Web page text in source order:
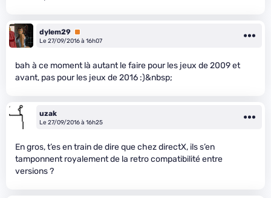
dylem29 Premium
Le 27/09/2016 à 16h07
bah à ce moment là autant le faire pour les jeux de 2009 et
avant, pas pour les jeux de 2016 :)&nbsp;
uzak
Le 27/09/2016 à 16h25
En gros, t’es en train de dire que chez directX, ils s’en
tamponnent royalement de la retro compatibilité entre
versions ?